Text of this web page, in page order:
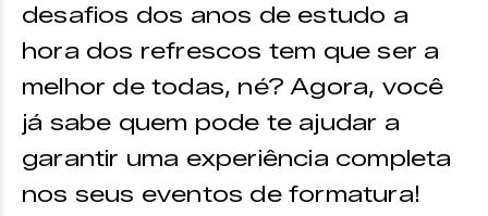
desafios dos anos de estudo a
hora dos refrescos tem que ser a
melhor de todas, né? Agora, você
já sabe quem pode te ajudar a
garantir uma experiência completa
nos seus eventos de formatura!